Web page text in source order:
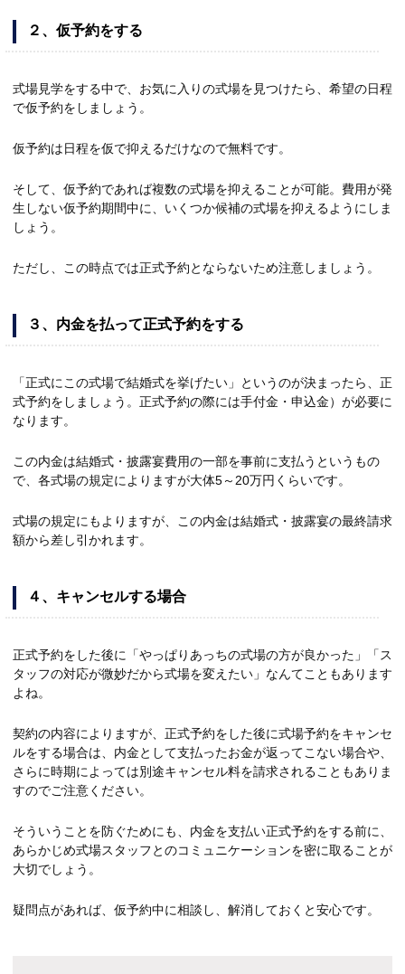
２、 仮予約をする
式場見学をする中で、お気に入りの式場を見つけたら、希望の日程
で仮予約をしましょう。
仮予約は日程を仮で抑えるだけなので無料です。
そして、仮予約であれば複数の式場を抑えることが可能。費用が発
生しない仮予約期間中に、いくつか候補の式場を抑えるようにしま
しょう。
ただし、この時点では正式予約とならないため注意しましょう。
３、 内金を払って正式予約をする
「正式にこの式場で結婚式を挙げたい」というのが決まったら、正
式予約をしましょう。正式予約の際には手付金・申込金）が必要に
なります。
この内金は結婚式・披露宴費用の一部を事前に支払うというもの
で、各式場の規定によりますが大体5～20万円くらいです。
式場の規定にもよりますが、この内金は結婚式・披露宴の最終請求
額から差し引かれます。
４、 キャンセルする場合
正式予約をした後に「やっぱりあっちの式場の方が良かった」「ス
タッフの対応が微妙だから式場を変えたい」なんてこともあります
よね。
契約の内容によりますが、正式予約をした後に式場予約をキャンセ
ルをする場合は、内金として支払ったお金が返ってこない場合や、
さらに時期によっては別途キャンセル料を請求されることもありま
すのでご注意ください。
そういうことを防ぐためにも、内金を支払い正式予約をする前に、
あらかじめ式場スタッフとのコミュニケーションを密に取ることが
大切でしょう。
疑問点があれば、仮予約中に相談し、解消しておくと安心です。